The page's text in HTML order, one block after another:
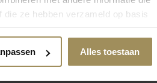
ze hebben verzameld op basis
Alles toestaan
Vloerkleden